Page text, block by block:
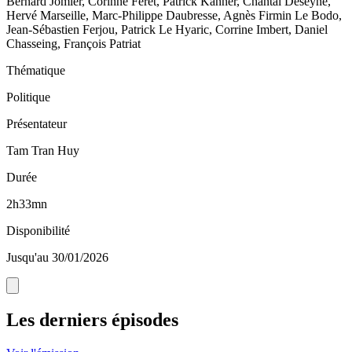
Hervé Marseille, Marc-Philippe Daubresse, Agnès Firmin Le Bodo,
Jean-Sébastien Ferjou, Patrick Le Hyaric, Corrine Imbert, Daniel
Chasseing, François Patriat
Thématique
Politique
Présentateur
Tam Tran Huy
Durée
2h33mn
Disponibilité
Jusqu'au 30/01/2026
Les derniers épisodes